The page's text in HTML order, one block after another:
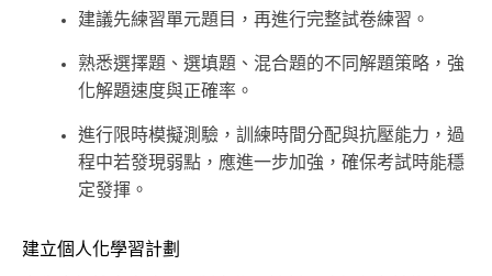
建議先練習單元題目，再進行完整試卷練習。
熟悉選擇題、選填題、混合題的不同解題策略，強
化解題速度與正確率。
進行限時模擬測驗，訓練時間分配與抗壓能力，過
程中若發現弱點，應進一步加強，確保考試時能穩
定發揮。
建立個人化學習計劃